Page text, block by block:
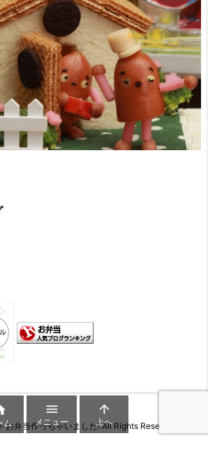
お弁当作っちゃいました!All Rights Reserved.
ム

メニュー

上へ